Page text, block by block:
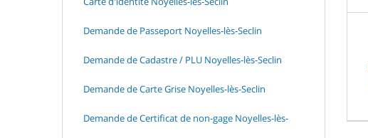
Demande de Passeport Noyelles-lès-Seclin
Demande de Cadastre / PLU Noyelles-lès-Seclin
Demande de Carte Grise Noyelles-lès-Seclin
Demande de Certificat de non-gage Noyelles-lès-